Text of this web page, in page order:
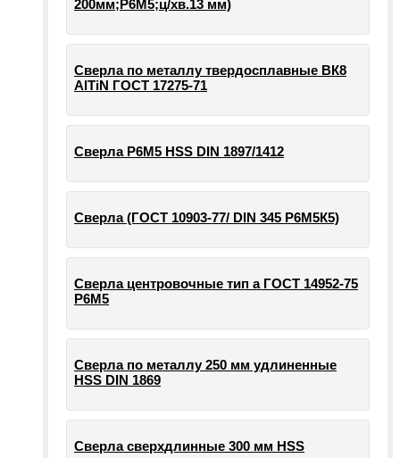
200мм;Р6М5;ц/хв.13 мм)
Сверла по металлу твердосплавные ВК8
AlTiN ГОСТ 17275-71
Сверла Р6М5 HSS DIN 1897/1412
Сверла (ГОСТ 10903-77/ DIN 345 Р6М5К5)
Сверла центровочные тип а ГОСТ 14952-75
Р6М5
Сверла по металлу 250 мм удлиненные
HSS DIN 1869
Сверла сверхдлинные 300 мм HSS